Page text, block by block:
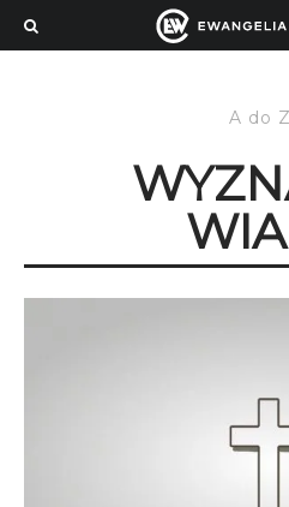
A do Z